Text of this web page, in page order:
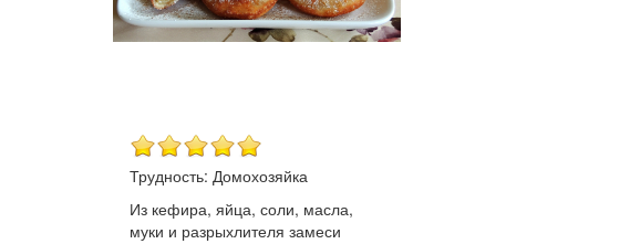
Трудность: Домохозяйка
Из кефира, яйца, соли, масла,
муки и разрыхлителя замеси